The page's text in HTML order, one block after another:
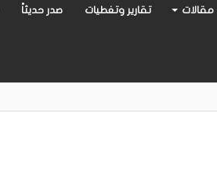
مقالات تقارير وتغطيات صدر حديثاً
وصراعات الذات